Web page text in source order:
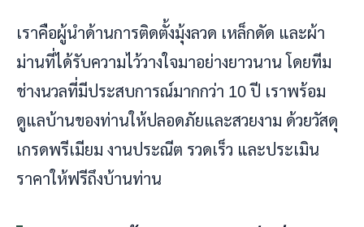
เราคือผู้นำด้านการติดตั้งมุ้งลวด เหล็กดัด และผ้า
ม่านที่ได้รับความไว้วางใจมาอย่างยาวนาน โดยทีม
ช่างนวลที่มีประสบการณ์มากกว่า 10 ปี เราพร้อม
ดูแลบ้านของท่านให้ปลอดภัยและสวยงาม ด้วยวัสดุ
เกรดพรีเมียม งานประณีต รวดเร็ว และประเมิน
ราคาให้ฟรีถึงบ้านท่าน